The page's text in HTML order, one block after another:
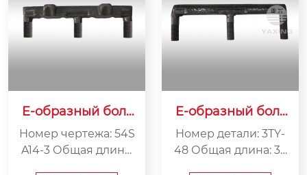
E-образный болт
Номер чертежа: 54S
A14-3 Общая длина:
E-образный болт
Номер детали: 3TY-
48 Общая длина: 37